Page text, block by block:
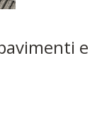
e